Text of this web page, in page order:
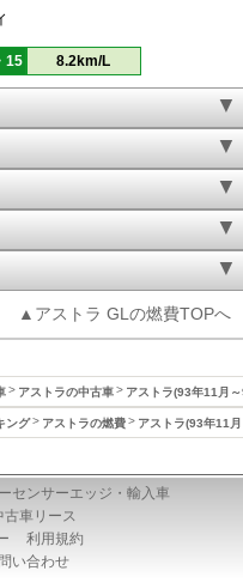
15 8.2km/L
▲アストラ GLの燃費TOPへ
アストラの中古車 アストラ(93年11月
ング アストラの燃費 アストラ(93年11
センサーエッジ・輸入車
古車リース
利用規約
い合わせ